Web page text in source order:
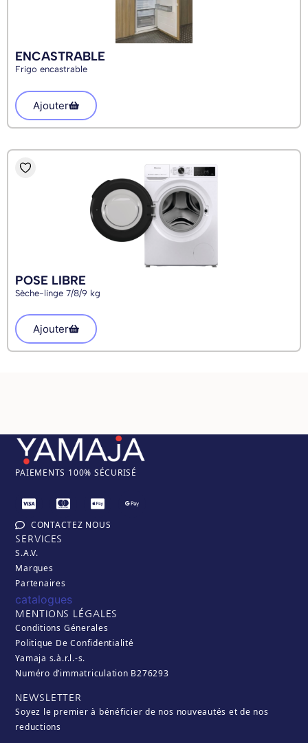
ENCASTRABLE
Frigo encastrable
Ajouter
POSE LIBRE
Sèche-linge 7/8/9 kg
Ajouter
PAIEMENTS 100% SÉCURISÉ
CONTACTEZ NOUS
SERVICES
S.A.V.
Marques
Partenaires
catalogues
MENTIONS LÉGALES
Conditions Génerales
Politique De Confidentialité
Yamaja s.à.r.l.-s.
Numéro d’immatriculation B276293
NEWSLETTER
Soyez le premier à bénéficier de nos nouveautés et de nos
reductions